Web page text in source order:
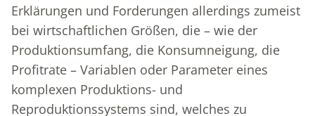
Erklärungen und Forderungen allerdings zumeist
bei wirtschaftlichen Größen, die – wie der
Produktionsumfang, die Konsumneigung, die
Profitrate – Variablen oder Parameter eines
komplexen Produktions- und
Reproduktionssystems sind, welches zu